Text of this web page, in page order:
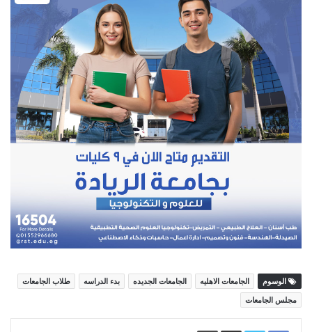
الوسوم الجامعات الاهليه الجامعات الجديده بدء الدراسه طلاب الجامعات
مجلس الجامعات